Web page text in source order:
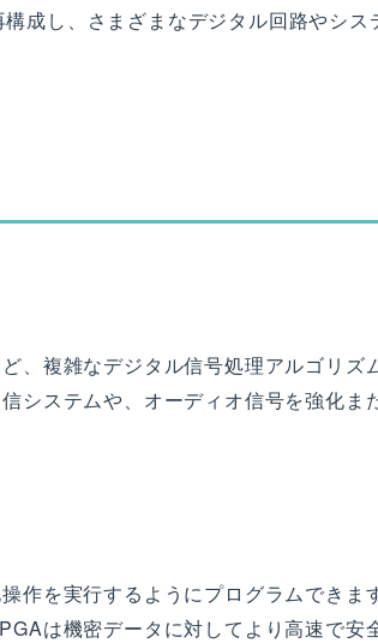
成し、さまざまなデジタル回路やシス
、複雑なデジタル信号処理アルゴリズ
システムや、オーディオ信号を強化ま
作を実行するようにプログラムできます
は機密データに対してより高速で安